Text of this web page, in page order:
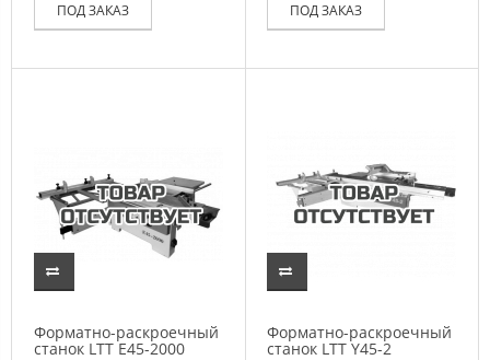
ПОД ЗАКАЗ ПОД ЗАКАЗ
Форматно-раскроечный
станок LTT E45-2000
Форматно-раскроечный
станок LTT Y45-2